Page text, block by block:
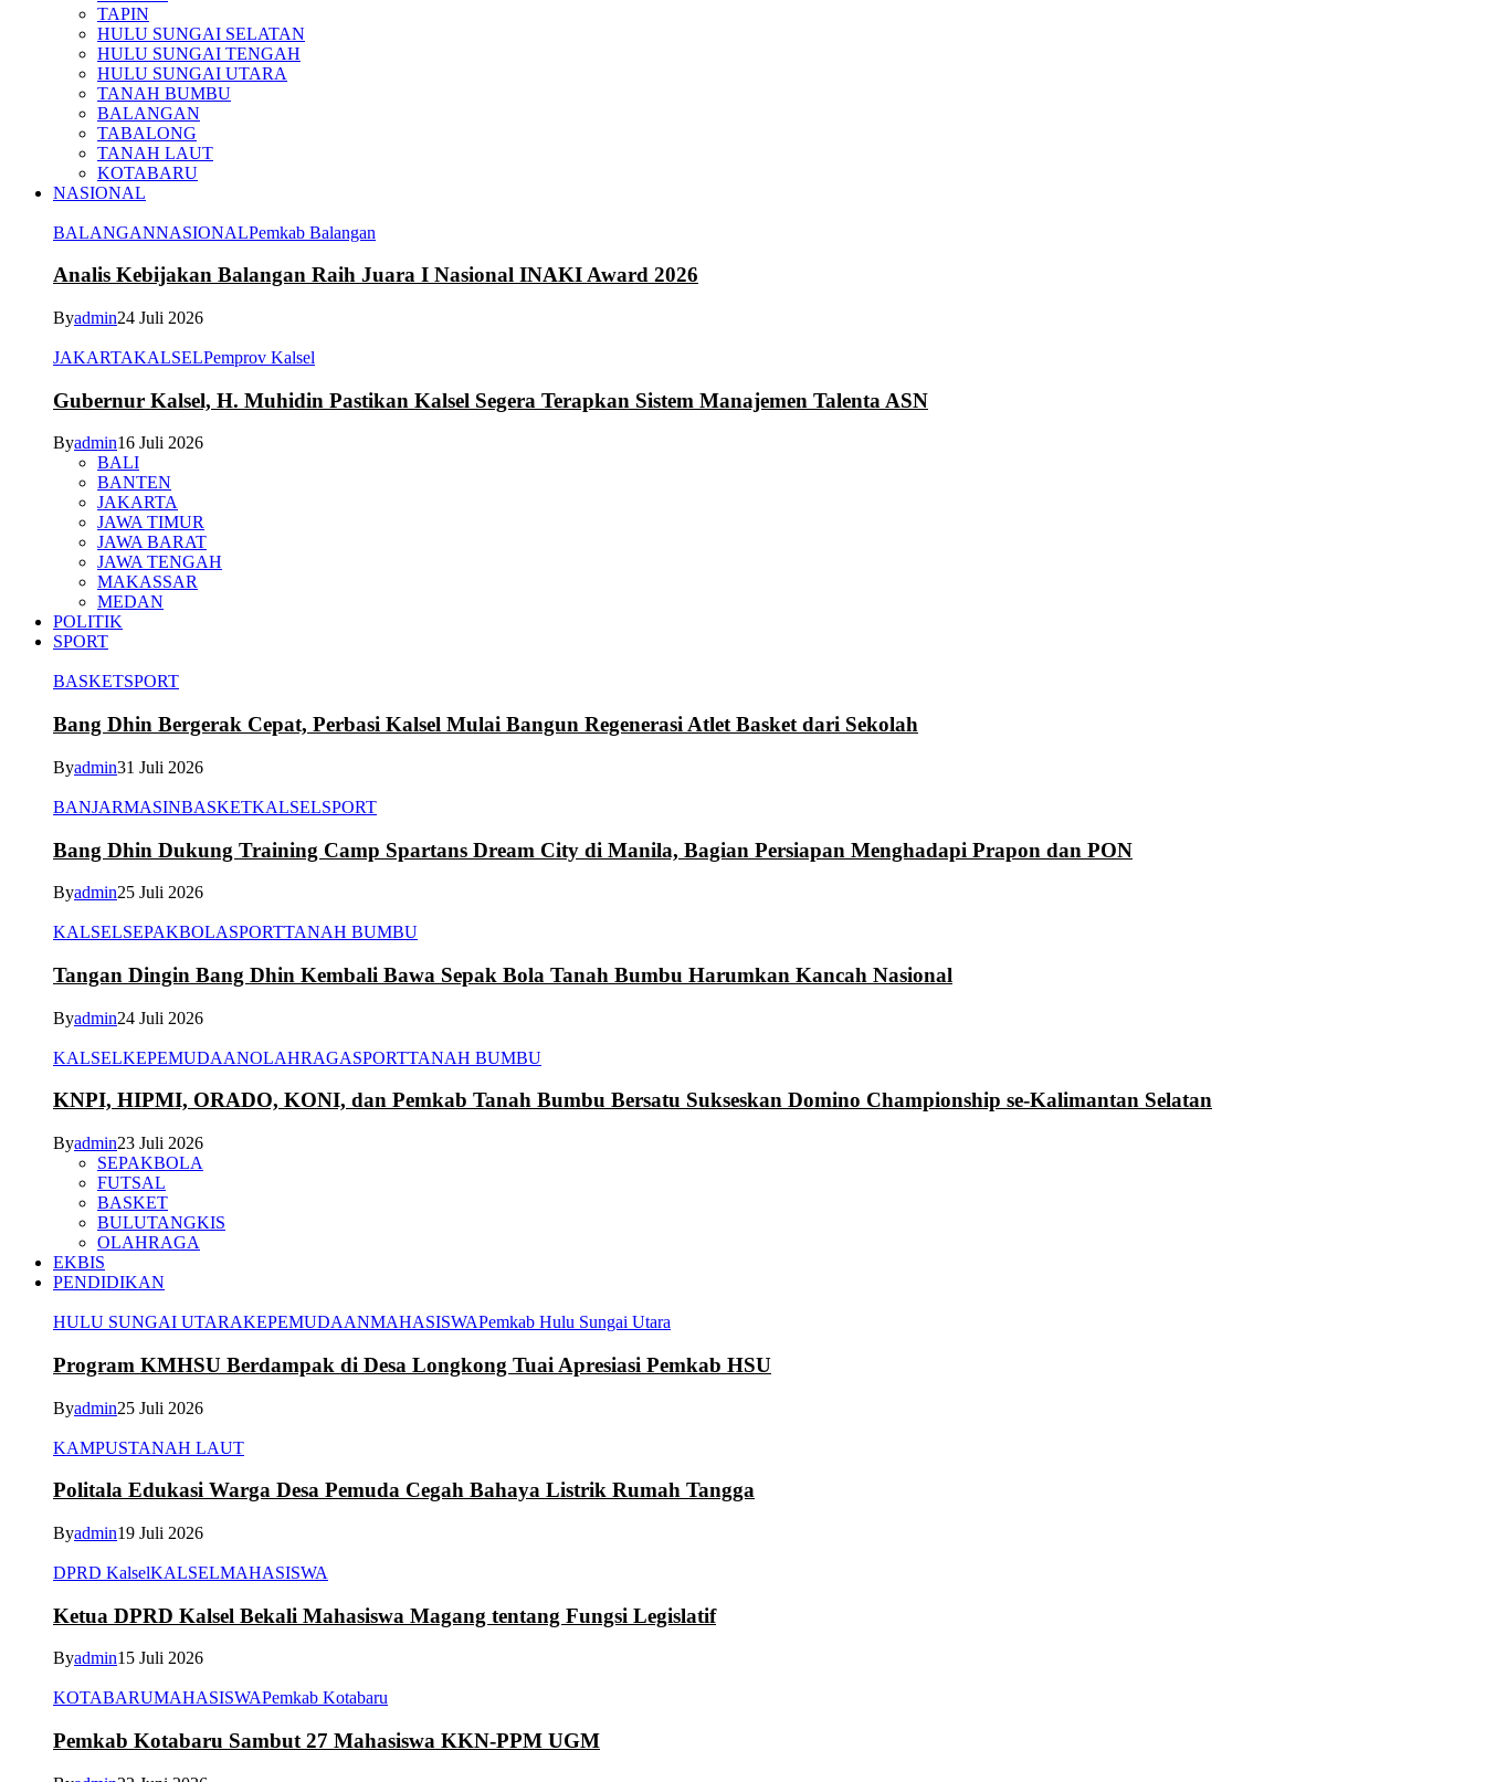
TAPIN
HULU SUNGAI SELATAN
HULU SUNGAI TENGAH
HULU SUNGAI UTARA
TANAH BUMBU
BALANGAN
TABALONG
TANAH LAUT
KOTABARU
NASIONAL
BALANGANNASIONALPemkab Balangan
Analis Kebijakan Balangan Raih Juara I Nasional INAKI Award 2026
Byadmin24 Juli 2026
JAKARTAKALSELPemprov Kalsel
Gubernur Kalsel, H. Muhidin Pastikan Kalsel Segera Terapkan Sistem Manajemen Talenta ASN
Byadmin16 Juli 2026
BALI
BANTEN
JAKARTA
JAWA TIMUR
JAWA BARAT
JAWA TENGAH
MAKASSAR
MEDAN
POLITIK
SPORT
BASKETSPORT
Bang Dhin Bergerak Cepat, Perbasi Kalsel Mulai Bangun Regenerasi Atlet Basket dari Sekolah
Byadmin31 Juli 2026
BANJARMASINBASKETKALSELSPORT
Bang Dhin Dukung Training Camp Spartans Dream City di Manila, Bagian Persiapan Menghadapi Prapon dan PON
Byadmin25 Juli 2026
KALSELSEPAKBOLASPORTTANAH BUMBU
Tangan Dingin Bang Dhin Kembali Bawa Sepak Bola Tanah Bumbu Harumkan Kancah Nasional
Byadmin24 Juli 2026
KALSELKEPEMUDAANOLAHRAGASPORTTANAH BUMBU
KNPI, HIPMI, ORADO, KONI, dan Pemkab Tanah Bumbu Bersatu Sukseskan Domino Championship se-Kalimantan Selatan
Byadmin23 Juli 2026
SEPAKBOLA
FUTSAL
BASKET
BULUTANGKIS
OLAHRAGA
EKBIS
PENDIDIKAN
HULU SUNGAI UTARAKEPEMUDAANMAHASISWAPemkab Hulu Sungai Utara
Program KMHSU Berdampak di Desa Longkong Tuai Apresiasi Pemkab HSU
Byadmin25 Juli 2026
KAMPUSTANAH LAUT
Politala Edukasi Warga Desa Pemuda Cegah Bahaya Listrik Rumah Tangga
Byadmin19 Juli 2026
DPRD KalselKALSELMAHASISWA
Ketua DPRD Kalsel Bekali Mahasiswa Magang tentang Fungsi Legislatif
Byadmin15 Juli 2026
KOTABARUMAHASISWAPemkab Kotabaru
Pemkab Kotabaru Sambut 27 Mahasiswa KKN-PPM UGM